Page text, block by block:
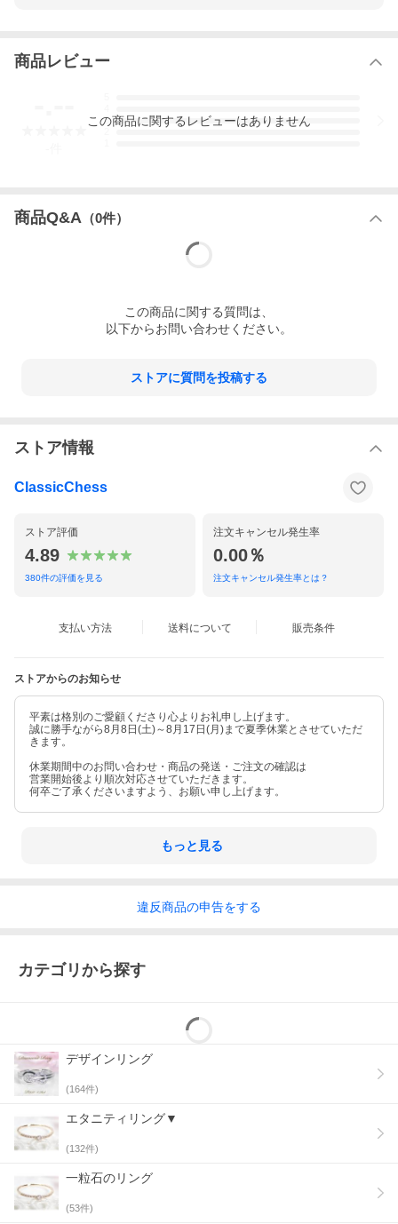
角丸仕上げ♪
商品レビュー
3
この商品に関するレビューはありません
商品Q&A （0件）
この商品に関する質問は、
以下からお問い合わせください。
ストアに質問を投稿する
ストア情報
ClassicChess
ストア評価
4.89
380件の評価を見る
注文キャンセル発生率
0.00％
注文キャンセル発生率とは？
支払い方法 送料について 販売条件
ストアからのお知らせ
平素は格別のご愛顧くださり心よりお礼申し上げます。
誠に勝手ながら8月8日(土)～8月17日(月)まで夏季休業とさせていただ
きます。
休業期間中のお問い合わせ・商品の発送・ご注文の確認は
営業開始後より順次対応させていただきます。
何卒ご了承くださいますよう、お願い申し上げます。
もっと見る
違反商品の申告をする
カテゴリから探す
デザインリング
(164件)
エタニティリング▼
(132件)
一粒石のリング
(53件)